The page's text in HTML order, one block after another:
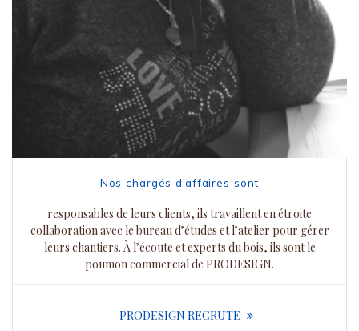
Nos chargés d’affaires sont
responsables de leurs clients, ils travaillent en étroite
collaboration avec le bureau d’études et l’atelier pour gérer
leurs chantiers. À l’écoute et experts du bois, ils sont le
poumon commercial de PRODESIGN.
PRODESIGN RECRUTE